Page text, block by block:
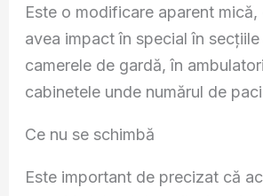
Este o modificare aparent
avea impact în special în
camerele de gardă, în
cabinetele unde numărul de
Ce nu se schimbă
Este important de precizat că